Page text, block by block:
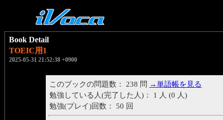
Book Detail
TOEIC用1
2025-05-31 21:52:38 +0900
このブックの問題数： 238 問 →単語帳を見る
勉強している人(完了した人)： 1 人 (0 人)
勉強(プレイ)回数： 50 回